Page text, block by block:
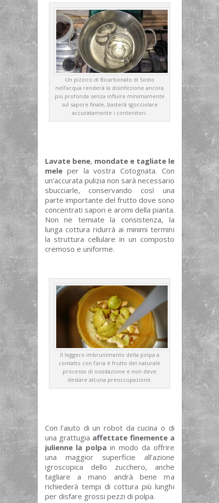
Un pizzico di Bicarbonato di Sodio
nell’acqua renderà la disinfezione ancora
più profonda senza influire minimamente
sul sapore finale, basterà sgocciolare
accuratamente i contenitori.
Lavate bene, mondate e tagliate le
meleper la vostra Cotognata. Con
un’accurata pulizia non sarà necessario
sbucciarle, conservando così una
parte importante del frutto dove sono
concentrati sapori e aromi della pianta.
Non ne temiate la consistenza, la
lunga cottura ridurrà ai minimi termini
la struttura cellulare in un composto
cremoso e uniforme.
Il leggero imbrunimento della polpa a
contatto con l’aria è frutto del naturale
processo di ossidazione e non deve
destare alcuna preoccupazione.
Con l’aiuto di un robot da cucina o di
una grattugia affettate finemente a
julienne la polpa in modo da offrire
una maggior superficie all’azione
igroscopica dello zucchero, anche
tagliare a mano andrà bene ma
richiederà tempi di cottura più lunghi
per disfare grossi pezzi di polpa.